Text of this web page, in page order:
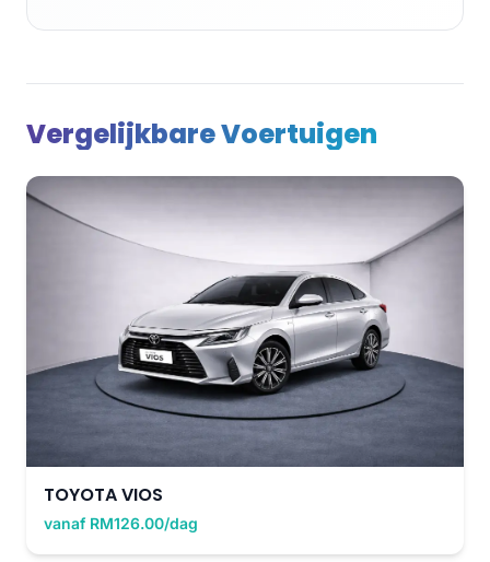
Vergelijkbare Voertuigen
TOYOTA VIOS
vanaf RM126.00/dag